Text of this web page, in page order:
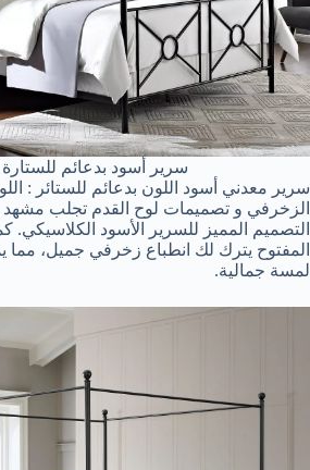
سرير أسود بدعائم للستارة
سرير معدني أسود اللون بدعائم للستائر :
الزخرفي و تصميمات لوح القدم تجلب مشهد
التصميم المميز للسرير الأسود الكلاسيكي.
المفتوح يترك لك انطباع زخرفي جميل، مما
لمسة جمالية.